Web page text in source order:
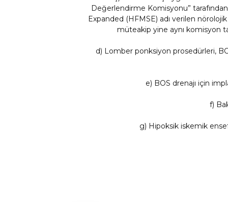
Değerlendirme Komisyonu”
Expanded (HFMSE) adı verilen
müteakip yine aynı komisyon
d) Lomber ponksiyon prosedürleri,
e) BOS drenajı için
f)
g) Hipoksik iskemik